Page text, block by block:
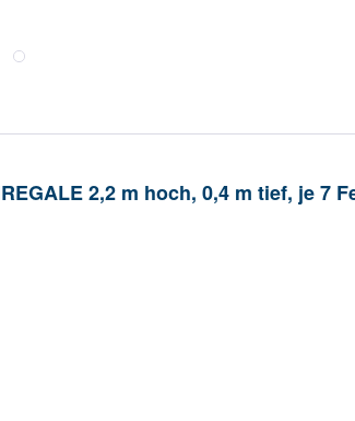
2,2 m hoch, 0,4 m tief, je 7